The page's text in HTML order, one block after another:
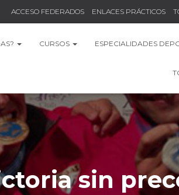
ACCESO FEDERADOS ENLACES PRÁCTICOS
CURSOS ESPECIALIDADES
sin